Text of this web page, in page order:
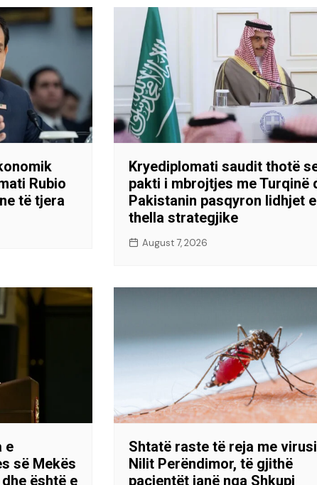
Rubio
të tjera
Kryediplomati saudit thotë
pakti i mbrojtjes me Turqinë
Pakistanin pasqyron lidhjet e
thella strategjike
August 7, 2026
e
së Mekës
është e
Shtatë raste të reja me
Nilit Perëndimor, të gjithë
pacientët janë nga Shkupi